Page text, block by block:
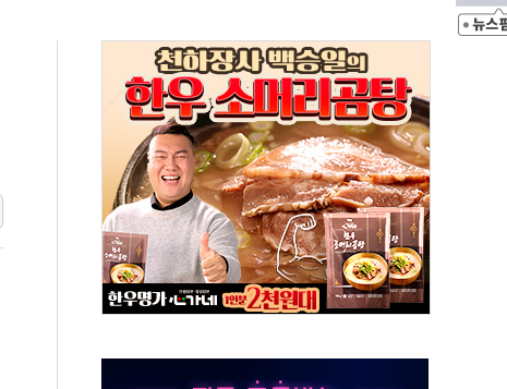
적 방어…다음 과제는 '외형 확대'
택자 귀환 조짐에 전월세시장 '긴장'
…맞교환·재매수·다운사이징 '저울질'
협 통항 제한 검토에 유가 3% 급등…금값 보합
하락…다우 5거래일 랠리 '마침표'
개방 합의 막바지.."美와 직접 협상 없어"
청래·김민석 후보 - 8월 7일
산정책 2차 점검회의…주택 공급 대책 막바지 조율
즈 통항 제한 추진…美 "통행 막을 권한 없어"